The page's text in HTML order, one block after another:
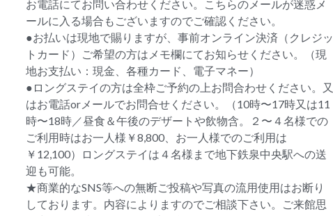
お電話にてお問い合わせください。こちらのメールが迷惑メ
ールに入る場合もございますのでご確認ください。
●お払いは現地で賜りますが、事前オンライン決済（クレジッ
トカード）ご希望の方はメモ欄にてお知らせください。（現
地お支払い：現金、各種カード、電子マネー）
●ロングステイの方は全枠ご予約の上お問合わせください。又
はお電話orメールでお問合せください。（10時〜17時又は11
時〜18時／昼食＆午後のデザートや飲物含。２〜４名様での
ご利用時はお一人様￥8,800、お一人様でのご利用は
￥12,100）ロングステイは４名様まで地下鉄泉中央駅への送
迎も可能。
★商業的なSNS等への無断ご投稿や写真の流用使用はお断り
しております。内容によりますのでご相談下さい。ご来館思